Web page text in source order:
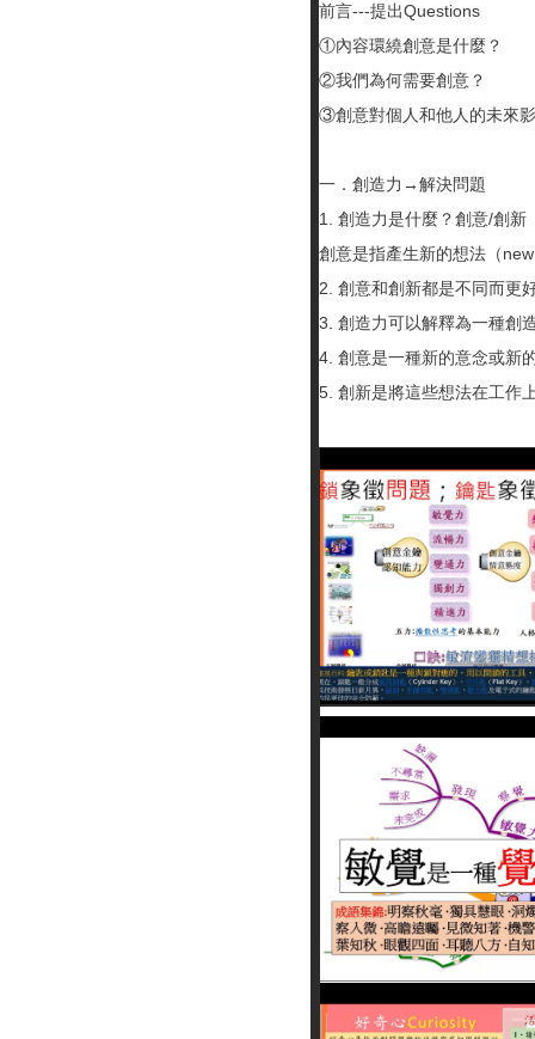
前言---提出Questions
①內容環繞創意是
②我們為何需要創意？
③創意對個人和他人的未來
一．創造力→解決問題
1. 創造力是什麼？創意/創新
創意是指產生新的想法（
2. 創意和創新都是不同而更
3. 創造力可以解釋為一種創
4. 創意是一種新的意念或新
5. 創新是將這些想法在工作